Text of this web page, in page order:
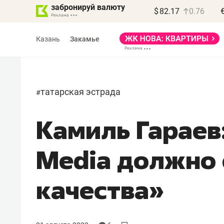
забронируй валюту $ 82.17 0.76
Казань Закамье
#татарская эстрада
Камиль
Media должно
качества»
Василь Мазитов
МАРТ
«Не зная местных
потерять минимум